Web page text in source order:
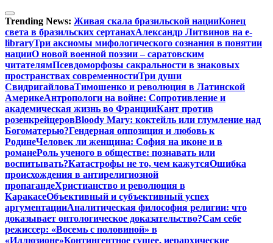
Перейти
к
содержимому
Trending News: Живая скала бразильской нацииКонец
света в бразильских сертанахАлександр Литвинов на e-
libraryТри аксиомы мифологического сознания в понятии
нацииО новой военной поэзии – саратовским
читателямПсевдоморфозы сакральности в знаковых
пространствах современностиТри души
СвидригайловаТимошенко и революция в Латинской
АмерикеАнтропологи на войне: Сопротивление и
академическая жизнь во ФранцииКант против
розенкрейцеровBloody Mary: коктейль или глумление над
Богоматерью?Гендерная оппозиция и любовь к
РодинеЧеловек ли женщина: София на иконе и в
романеРоль ученого в обществе: познавать или
воспитывать?Катастрофы не то, чем кажутсяОшибка
происхождения в антирелигиозной
пропагандеХристианство и революция в
КаракасеОбъективный и субъективный успех
аргументацииАналитическая философия религии: что
доказывает онтологическое доказательство?Сам себе
режиссер: «Восемь с половиной» в
«Иллюзионе»Контингентное сущее, иерархические